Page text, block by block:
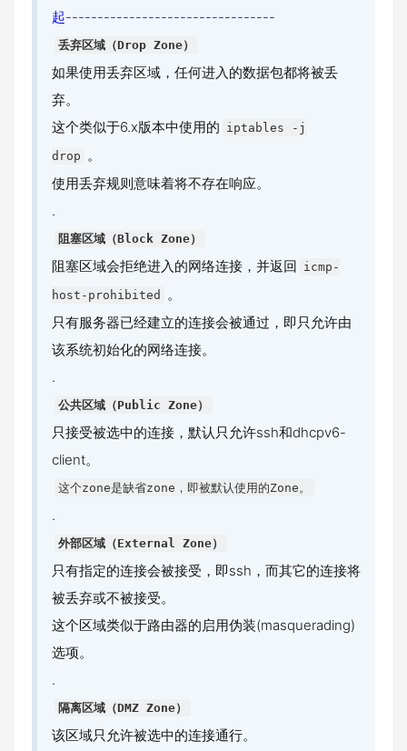
起---------------------------------
丢弃区域（Drop Zone）
如果使用丢弃区域，任何进入的数据包都将被丢
弃。
这个类似于6.x版本中使用的 iptables -j
drop 。
使用丢弃规则意味着将不存在响应。
.
阻塞区域（Block Zone）
阻塞区域会拒绝进入的网络连接，并返回 icmp-
host-prohibited
。
只有服务器已经建立的连接会被通过，即只允许由
该系统初始化的网络连接。
.
公共区域（Public Zone）
只接受被选中的连接，默认只允许ssh和dhcpv6-
client。
这个zone是缺省zone，即被默认使用的Zone。
.
外部区域（External Zone）
只有指定的连接会被接受，即ssh，而其它的连接将
被丢弃或不被接受。
这个区域类似于路由器的启用伪装(masquerading)
选项。
.
隔离区域（DMZ Zone）
该区域只允许被选中的连接通行。